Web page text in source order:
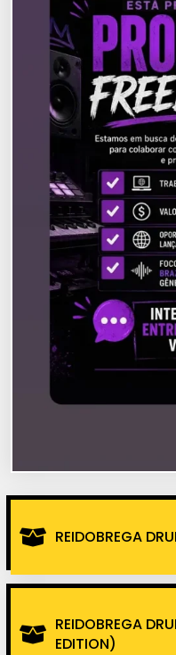
REIDOBREGA
REIDOBREGA
EDITION)